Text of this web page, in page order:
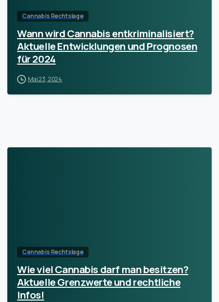
Cannabis Rechtslage
Wann wird Cannabis entkriminalisiert?
Aktuelle Entwicklungen und Prognosen
für 2024
Mai 23, 2024
Cannabis Rechtslage
Wie viel Cannabis darf man besitzen?
Aktuelle Grenzwerte und rechtliche
Infos!